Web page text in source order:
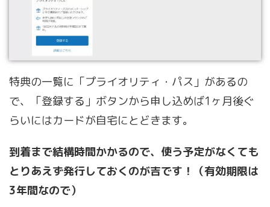
特典の一覧に「プライオリティ・パス」があるの
で、「登録する」ボタンから申し込めば1ヶ月後ぐ
らいにはカードが自宅にとどきます。
到着まで結構時間かかるので、使う予定がなくても
とりあえず発行しておくのが吉です！（有効期限は
3年間なので）